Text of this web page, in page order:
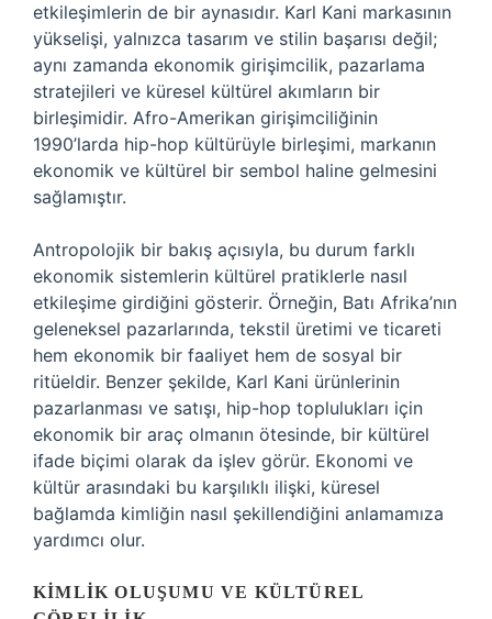
etkileşimlerin de bir aynasıdır. Karl Kani markasının
yükselişi, yalnızca tasarım ve stilin başarısı değil;
aynı zamanda ekonomik girişimcilik, pazarlama
stratejileri ve küresel kültürel akımların bir
birleşimidir. Afro-Amerikan girişimciliğinin
1990’larda hip-hop kültürüyle birleşimi, markanın
ekonomik ve kültürel bir sembol haline gelmesini
sağlamıştır.
Antropolojik bir bakış açısıyla, bu durum farklı
ekonomik sistemlerin kültürel pratiklerle nasıl
etkileşime girdiğini gösterir. Örneğin, Batı Afrika’nın
geleneksel pazarlarında, tekstil üretimi ve ticareti
hem ekonomik bir faaliyet hem de sosyal bir
ritüeldir. Benzer şekilde, Karl Kani ürünlerinin
pazarlanması ve satışı, hip-hop toplulukları için
ekonomik bir araç olmanın ötesinde, bir kültürel
ifade biçimi olarak da işlev görür. Ekonomi ve
kültür arasındaki bu karşılıklı ilişki, küresel
bağlamda kimliğin nasıl şekillendiğini anlamamıza
yardımcı olur.
KIMLIK OLUŞUMU VE KÜLTÜREL